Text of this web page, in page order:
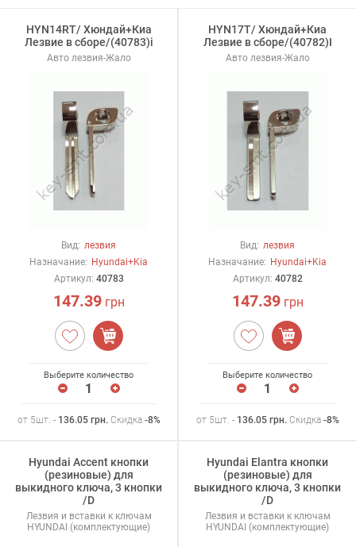
HYN14RT/ Хюндай+Киа
Лезвие в сборе/(40783)i
Авто лезвия-Жало
Вид: лезвия
Назначание: Hyundai+Kia
Артикул: 40783
147.39грн
Выберите количество
от 5шт. - 136.05грн. Скидка -8%
HYN17T/ Хюндай+Киа
Лезвие в сборе/(40782)I
Авто лезвия-Жало
Вид: лезвия
Назначание: Hyundai+Kia
Артикул: 40782
147.39грн
Выберите количество
от 5шт. - 136.05грн. Скидка -8%
Hyundai Accent кнопки
(резиновые) для
выкидного ключа, 3 кнопки
/D
Лезвия и вставки к ключам
HYUNDAI (комплектующие)
Hyundai Elantra кнопки
(резиновые) для
выкидного ключа, 3 кнопки
/D
Лезвия и вставки к ключам
HYUNDAI (комплектующие)